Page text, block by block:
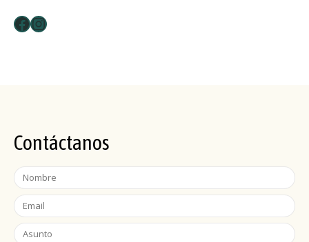
Facebook Instagram
Contáctanos